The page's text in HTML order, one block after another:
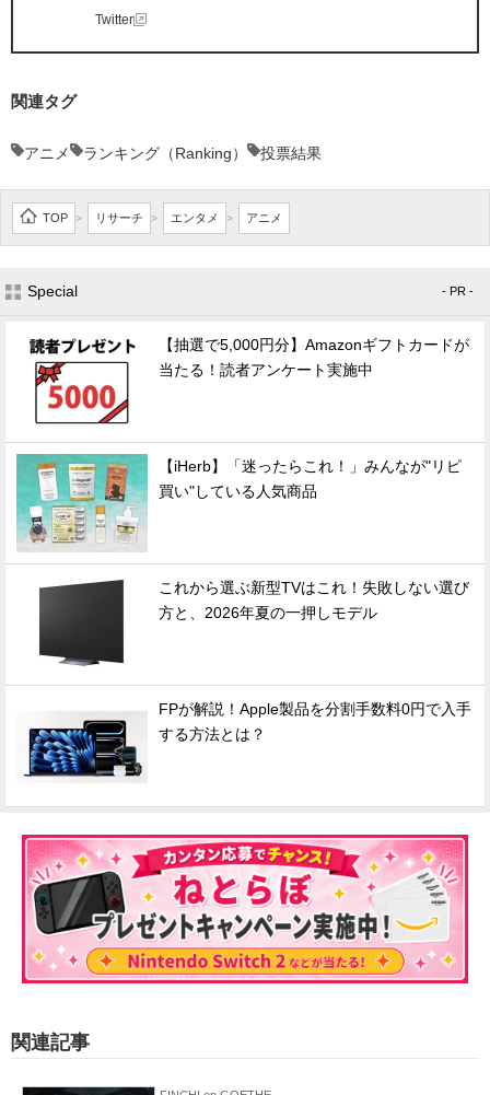
Twitter
関連タグ
アニメ ランキング（Ranking） 投票結果
TOP > リサーチ > エンタメ > アニメ
Special - PR -
【抽選で5,000円分】Amazonギフトカードが
当たる！読者アンケート実施中
【iHerb】「迷ったらこれ！」みんなが"リピ
買い"している人気商品
これから選ぶ新型TVはこれ！失敗しない選び
方と、2026年夏の一押しモデル
FPが解説！Apple製品を分割手数料0円で入手
する方法とは？
関連記事